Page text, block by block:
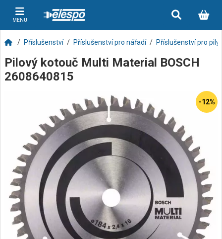
MENU
Příslušenství Příslušenství pro nářadí Příslušenství pro pily
Pilový kotouč Multi Material BOSCH
2608640815
-12%